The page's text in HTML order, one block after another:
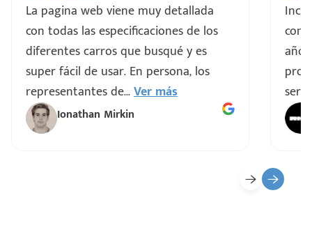
La pagina web viene muy detallada
con todas las especificaciones de los
diferentes carros que busqué y es
super fácil de usar. En persona, los
representantes de...Ver más
Ionathan Mirkin